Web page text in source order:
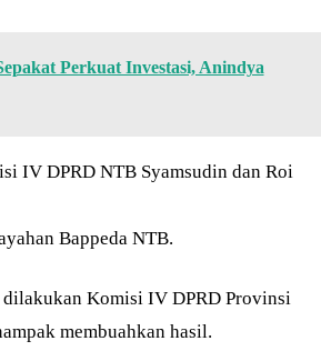
Perkuat Investasi, Anindya
IV DPRD NTB Syamsudin dan Roi
Bappeda NTB.
Komisi IV DPRD Provinsi
membuahkan hasil.